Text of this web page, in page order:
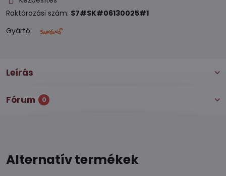
Raktározási szám: S7#SK#06130025#1
Gyártó:
Leírás
Fórum 0
Alternatív termékek